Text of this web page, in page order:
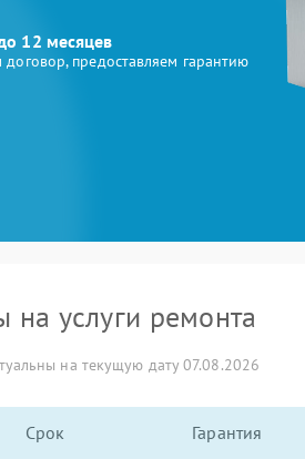
12 месяцев
договор, предоставляем гарантию
на услуги ремонта
на текущую дату 07.08.2026
Срок Гарантия